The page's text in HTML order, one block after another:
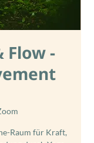
Flow -
Raum für Kraft,